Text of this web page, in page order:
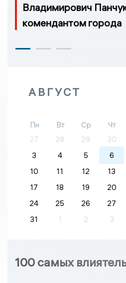
Владимирович
комендантом города
АВГУСТ
Пн Вт Ср Чт
27
28 29 30
3
4 5 6
10
11 12 13
17
18 19 20
24
25 26 27
31
1 2 3
100 самых